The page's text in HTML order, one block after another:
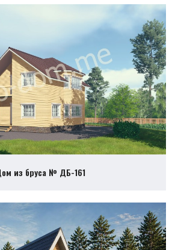
из бруса № ДБ-161